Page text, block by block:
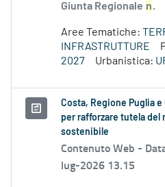
Giunta Regionale n.
Aree Tematiche:
INFRASTRUTTURE
2027
Urbanistica:
Costa, Regione Puglia
per rafforzare tutela del
sostenibile
Contenuto Web -
lug-2026 13.15